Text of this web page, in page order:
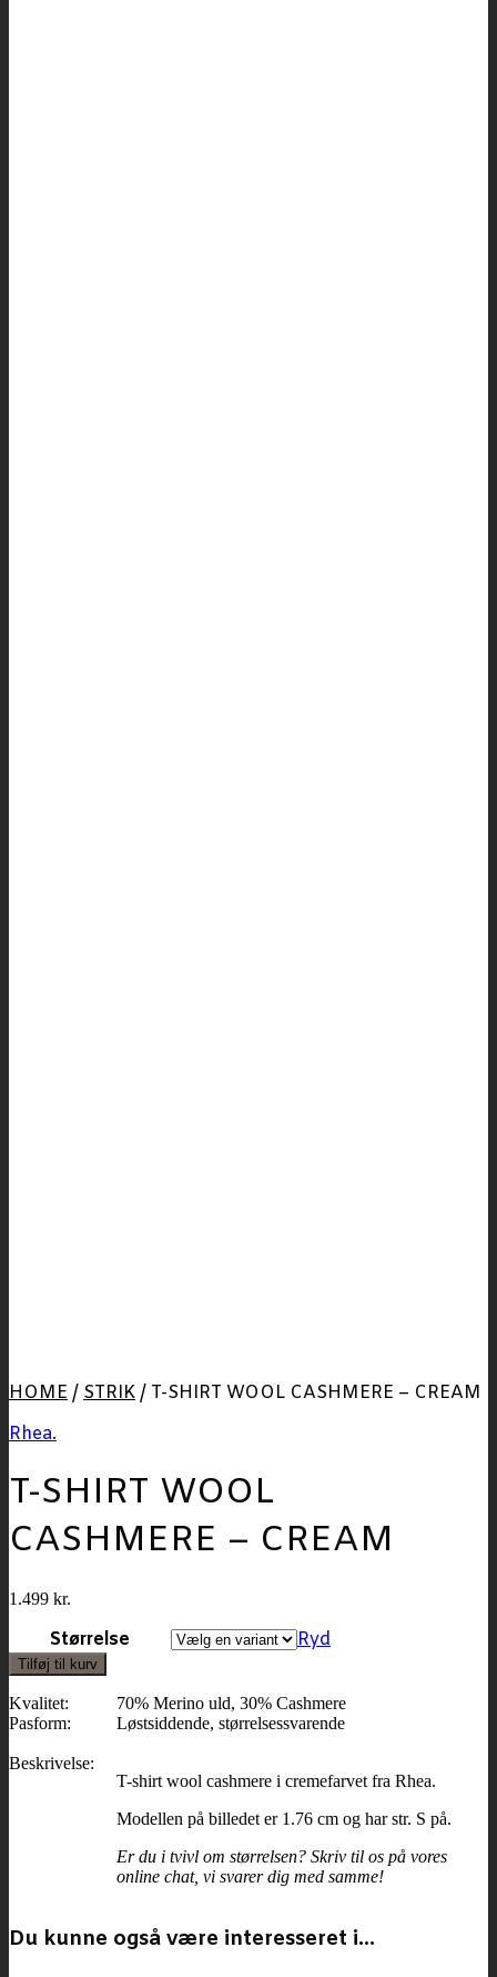
HOME / STRIK/ T-SHIRT WOOL CASHMERE – CREAM
Rhea.
T-SHIRT WOOL
CASHMERE – CREAM
1.499 kr.
Størrelse Ryd
Tilføj til kurv
Kvalitet:
Pasform:
Beskrivelse:
70% Merino uld, 30% Cashmere
Løstsiddende, størrelsessvarende
T-shirt wool cashmere i cremefarvet fra Rhea.
Modellen på billedet er 1.76 cm og har str. S på.
Er du i tvivl om størrelsen? Skriv til os på vores
online chat, vi svarer dig med samme!
Du kunne også være interesseret i…